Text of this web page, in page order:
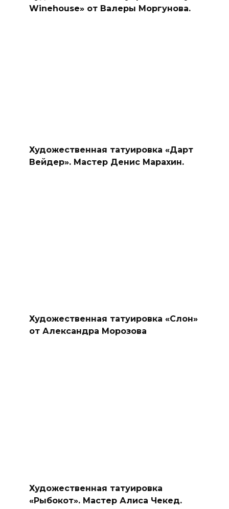
Winehouse» от Валеры Моргунова.
Художественная татуировка «Дарт
Вейдер». Мастер Денис Марахин.
Художественная татуировка «Слон»
от Александра Морозова
Художественная татуировка
«Рыбокот». Мастер Алиса Чекед.